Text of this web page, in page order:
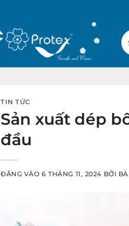
TIN TỨC
Sản xuất dép
đầu
ĐĂNG VÀO6 THÁNG 11, 2024 BỞI